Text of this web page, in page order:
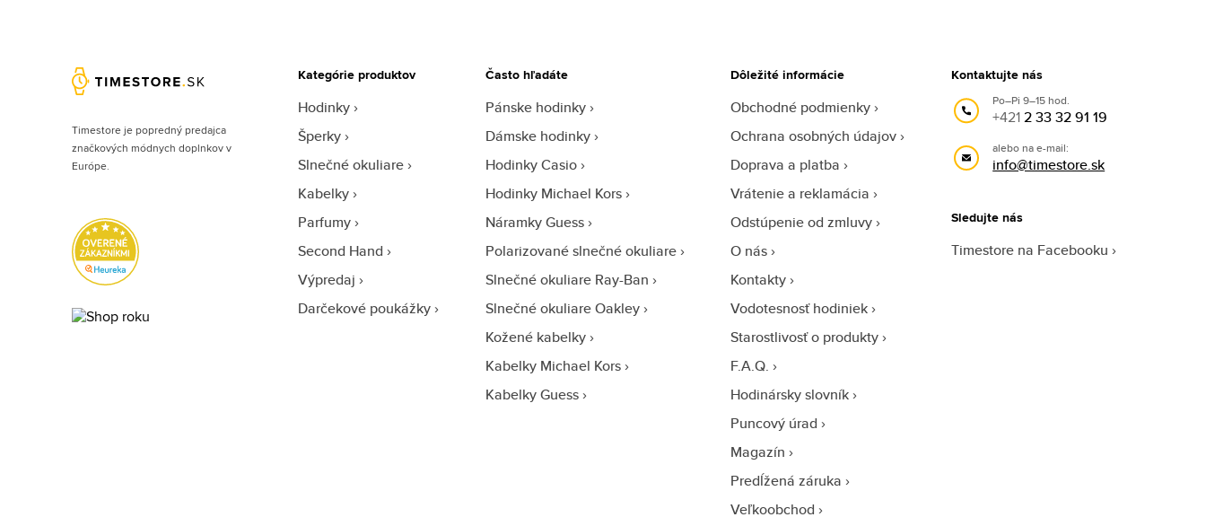
Timestore je popredný predajca
značkových módnych doplnkov v
Európe.
Kategórie produktov
Hodinky
Šperky
Slnečné okuliare
Kabelky
Parfumy
Second Hand
Výpredaj
Darčekové poukážky
Často hľadáte
Pánske hodinky
Dámske hodinky
Hodinky Casio
Hodinky Michael Kors
Náramky Guess
Polarizované slnečné okuliare
Slnečné okuliare Ray-Ban
Slnečné okuliare Oakley
Kožené kabelky
Kabelky Michael Kors
Kabelky Guess
Dôležité informácie
Obchodné podmienky
Ochrana osobných údajov
Doprava a platba
Vrátenie a reklamácia
Odstúpenie od zmluvy
O nás
Kontakty
Vodotesnosť hodiniek
Starostlivosť o produkty
F.A.Q.
Hodinársky slovník
Puncový úrad
Magazín
Predĺžená záruka
Veľkoobchod
Kontaktujte nás
Po–Pi 9–15 hod.
+4212 33 32 91 19
alebo na e-mail:
info@timestore.sk
Sledujte nás
Timestore na Facebooku